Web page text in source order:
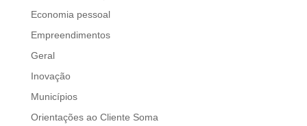
Economia pessoal
Empreendimentos
Geral
Inovação
Municípios
Orientações ao Cliente Soma